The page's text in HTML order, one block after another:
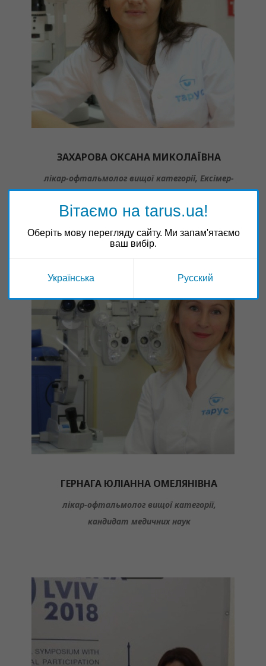
ЗАХАРОВА ОКСАНА МИКОЛАЇВНА
лікар-офтальмолог вищої категорії, Ексімер-
лазерний хірург
ГЕРНАГА ЮЛІАННА ОМЕЛЯНІВНА
лікар-офтальмолог вищої категорії,
кандидат медичних наук
Вітаємо на tarus.ua!
Оберіть мову перегляду сайту. Ми запам'ятаємо
ваш вибір.
Українська Русский